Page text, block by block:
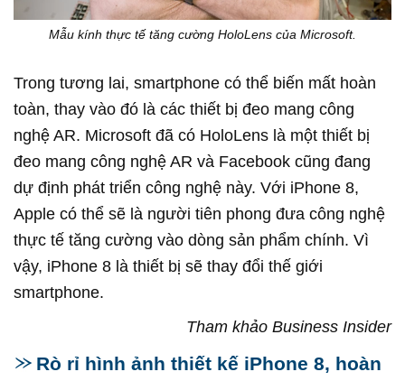
Mẫu kính thực tế tăng cường HoloLens của Microsoft.
Trong tương lai, smartphone có thể biến mất hoàn
toàn, thay vào đó là các thiết bị đeo mang công
nghệ AR. Microsoft đã có HoloLens là một thiết bị
đeo mang công nghệ AR và Facebook cũng đang
dự định phát triển công nghệ này. Với iPhone 8,
Apple có thể sẽ là người tiên phong đưa công nghệ
thực tế tăng cường vào dòng sản phẩm chính. Vì
vậy, iPhone 8 là thiết bị sẽ thay đổi thế giới
smartphone.
Tham khảo Business Insider
Rò rỉ hình ảnh thiết kế iPhone 8, hoàn